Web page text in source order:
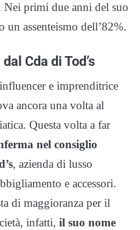
Nei primi due anni del suo
un assenteismo dell’82%.
Cda di Tod’s
e imprenditrice
ancora una volta al
Questa volta a far
nel consiglio
, azienda di lusso
e accessori.
di maggioranza per il
infatti, il suo nome